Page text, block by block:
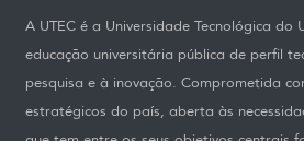
A UTEC é a Universidade Tecnológica
educação universitária pública de perfil
pesquisa e à inovação. Comprometida
estratégicos do país, aberta às